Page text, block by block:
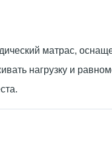
матрас,
нагрузку и